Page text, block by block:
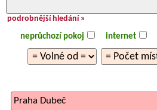
podrobnější hledání »
neprůchozí pokoj internet